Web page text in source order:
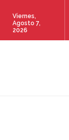
Viernes,
Agosto 7,
2026